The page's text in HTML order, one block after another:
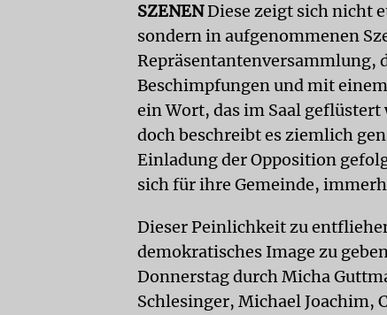
SZENENDiese zeigt sich nicht
sondern in aufgenommenen
Beschimpfungen und mit
ein Wort, das im Saal
doch beschreibt es ziemlich
Einladung der Opposition
sich für ihre Gemeinde,
Dieser Peinlichkeit zu
demokratisches Image zu
Donnerstag durch Micha
Schlesinger, Michael Joachim,